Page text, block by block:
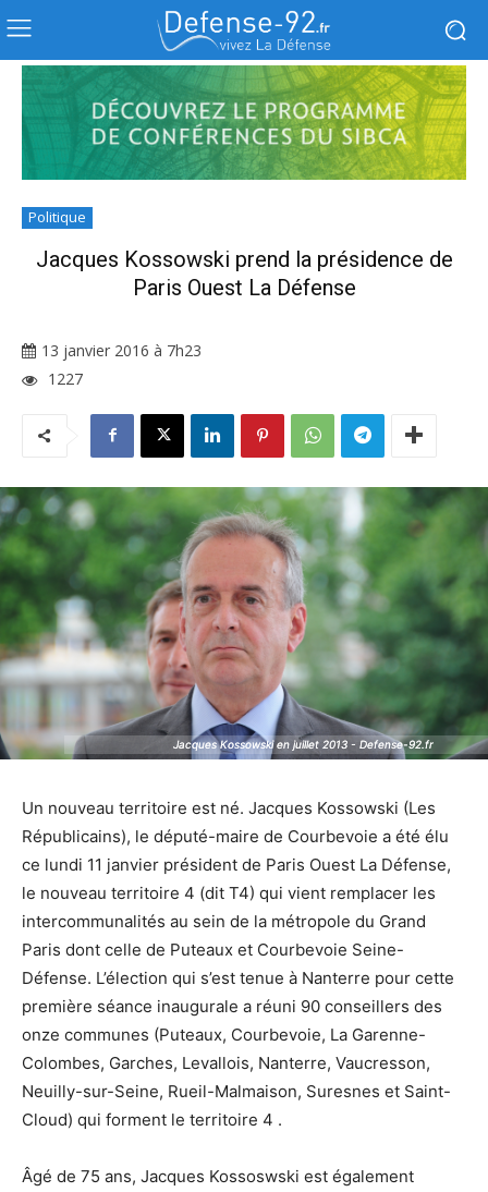
Politique
Jacques Kossowski prend la présidence de
Paris Ouest La Défense
13 janvier 2016 à 7h23
1227
Jacques Kossowski en juillet 2013 - Defense-92.fr
Jacques Kossowski en juillet 2013 - Defense-92.fr
Un nouveau territoire est né. Jacques Kossowski (Les
Républicains), le député-maire de Courbevoie a été élu
ce lundi 11 janvier président de Paris Ouest La Défense,
le nouveau territoire 4 (dit T4) qui vient remplacer les
intercommunalités au sein de la métropole du Grand
Paris dont celle de Puteaux et Courbevoie Seine-
Défense. L’élection qui s’est tenue à Nanterre pour cette
première séance inaugurale a réuni 90 conseillers des
onze communes (Puteaux, Courbevoie, La Garenne-
Colombes, Garches, Levallois, Nanterre, Vaucresson,
Neuilly-sur-Seine, Rueil-Malmaison, Suresnes et Saint-
Cloud) qui forment le territoire 4 .
Âgé de 75 ans, Jacques Kossoswski est également